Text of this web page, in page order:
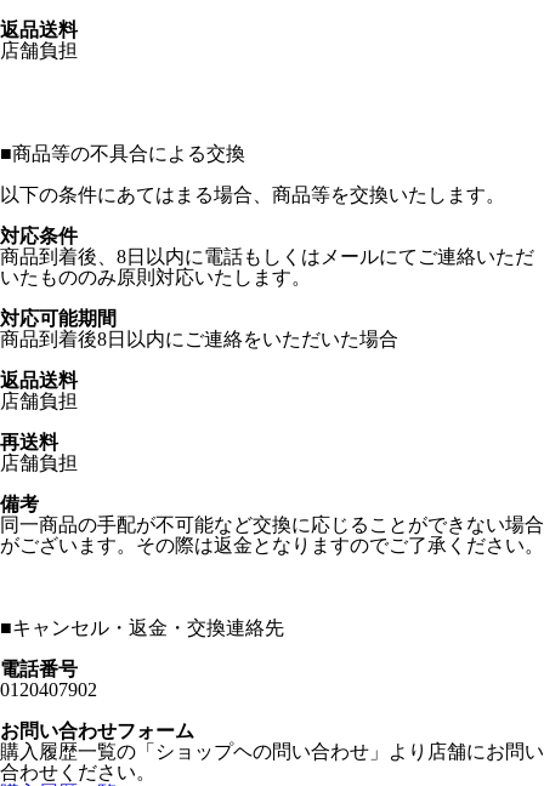
返品送料
店舗負担
■商品等の不具合による交換
以下の条件にあてはまる場合、商品等を交換いたします。
対応条件
商品到着後、8日以内に電話もしくはメールにてご連絡いただ
いたもののみ原則対応いたします。
対応可能期間
商品到着後8日以内にご連絡をいただいた場合
返品送料
店舗負担
再送料
店舗負担
備考
同一商品の手配が不可能など交換に応じることができない場合
がございます。その際は返金となりますのでご了承ください。
■キャンセル・返金・交換連絡先
電話番号
0120407902
お問い合わせフォーム
購入履歴一覧の「ショップヘの問い合わせ」より店舗にお問い
合わせください。